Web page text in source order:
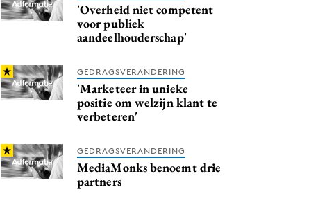
'Overheid niet competent
voor publiek
aandeelhouderschap'
GEDRAGSVERANDERING
'Marketeer in unieke
positie om welzijn klant te
verbeteren'
GEDRAGSVERANDERING
MediaMonks benoemt drie
partners